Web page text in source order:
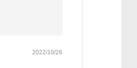
2022/10/26